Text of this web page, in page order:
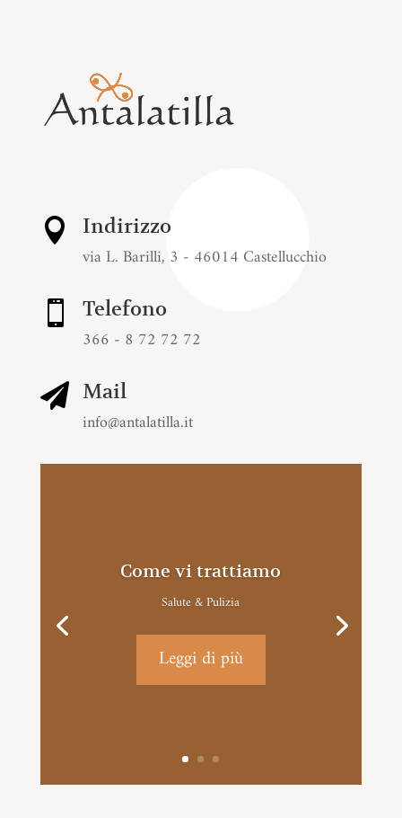
 Indirizzo
via L. Barilli, 3 - 46014 Castellucchio
 Telefono
366 - 8 72 72 72
 Mail
info@antalatilla.it
Come vi trattiamo
Salute & Pulizia
Leggi di più